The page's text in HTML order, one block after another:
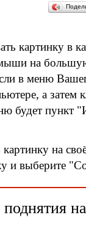
картинку в
на
в меню
а затем
будет пункт
на
и выберите